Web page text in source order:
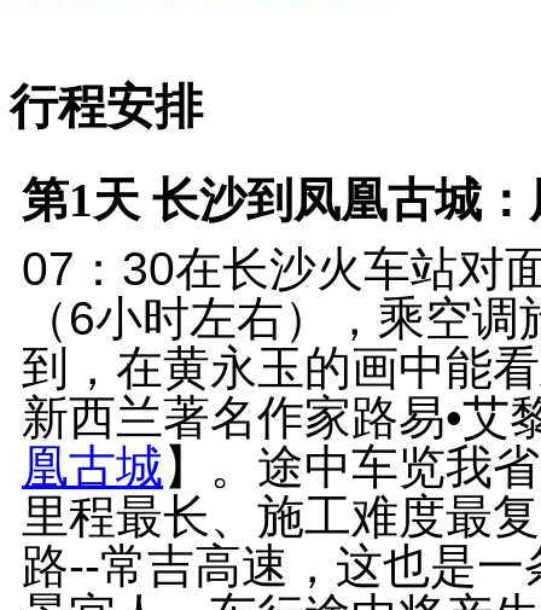
行程安排
第1天 长沙到凤凰古城
07：30在长沙火车站对
（6小时左右），乘空
到，在黄永玉的画中能
新西兰著名作家路易•艾
凰古城】。途中车览我
里程最长、施工难度最
路--常吉高速，这也是